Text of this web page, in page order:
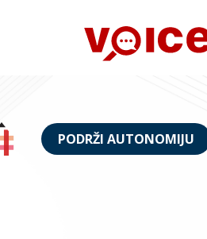
PODRŽI AUTONOMIJU